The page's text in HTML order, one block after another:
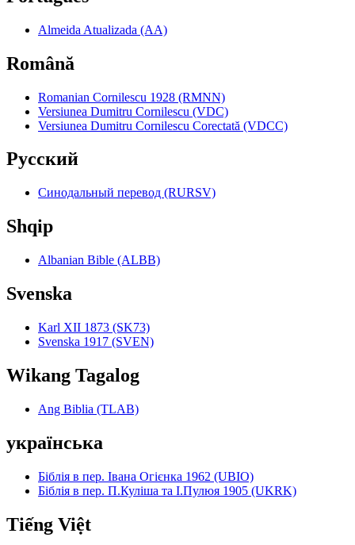
Almeida Atualizada (AA)
Română
Romanian Cornilescu 1928 (RMNN)
Versiunea Dumitru Cornilescu (VDC)
Versiunea Dumitru Cornilescu Corectată (VDCC)
Pyccкий
Синодальный перевод (RURSV)
Shqip
Albanian Bible (ALBB)
Svenska
Karl XII 1873 (SK73)
Svenska 1917 (SVEN)
Wikang Tagalog
Ang Biblia (TLAB)
українська
Біблія в пер. Івана Огієнка 1962 (UBIO)
Біблія в пер. П.Куліша та І.Пулюя 1905 (UKRK)
Tiếng Việt